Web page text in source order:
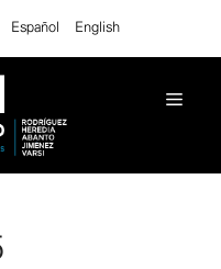
Español English